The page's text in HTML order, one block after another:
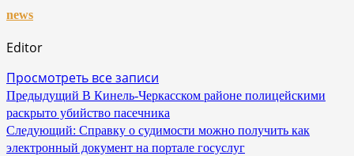
news
Editor
Просмотреть все записи
Навигация
по
записям
Предыдущий В Кинель-Черкасском районе полицейскими
раскрыто убийство пасечника
Следующий: Справку о судимости можно получить как
электронный документ на портале госуслуг